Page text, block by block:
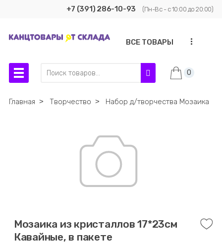
+7 (391) 286-10-93 (Пн-Вс - с 10:00 до 20:00)
ВСЕ ТОВАРЫ ...
0
Главная ˃ Творчество ˃ Набор д/творчества Мозаика
Мозаика из кристаллов 17*23см
Кавайные, в пакете